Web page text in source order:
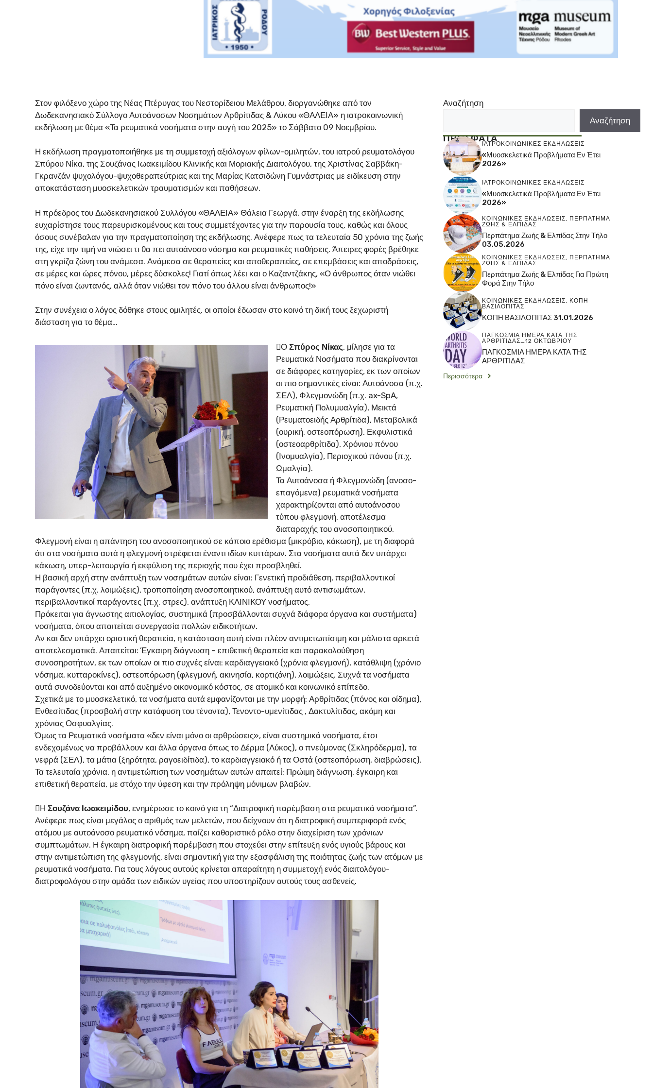
Στον φιλόξενο χώρο της Νέας Πτέρυγας του Νεστορίδειου Μελάθρου, διοργανώθηκε από τον
Δωδεκανησιακό Σύλλογο Αυτοάνοσων Νοσημάτων Αρθρίτιδας & Λύκου «ΘΑΛΕΙΑ» η ιατροκοινωνική
εκδήλωση με θέμα «Τα ρευματικά νοσήματα στην αυγή του 2025» το Σάββατο 09 Νοεμβρίου.
Η εκδήλωση πραγματοποιήθηκε με τη συμμετοχή αξιόλογων φίλων-ομιλητών, του ιατρού ρευματολόγου
Σπύρου Νίκα, της Σουζάνας Ιωακειμίδου Κλινικής και Μοριακής Διαιτολόγου, της Χριστίνας Σαββάκη-
Γκρανζάν ψυχολόγου-ψυχοθεραπεύτριας και της Μαρίας Κατσιδώνη Γυμνάστριας με ειδίκευση στην
αποκατάσταση μυοσκελετικών τραυματισμών και παθήσεων.
Η πρόεδρος του Δωδεκανησιακού Συλλόγου «ΘΑΛΕΙΑ» Θάλεια Γεωργά, στην έναρξη της εκδήλωσης
ευχαρίστησε τους παρευρισκομένους και τους συμμετέχοντες για την παρουσία τους, καθώς και όλους
όσους συνέβαλαν για την πραγματοποίηση της εκδήλωσης. Ανέφερε πως τα τελευταία 50 χρόνια της ζωής
της, είχε την τιμή να νιώσει τι θα πει αυτοάνοσο νόσημα και ρευματικές παθήσεις. Άπειρες φορές βρέθηκε
στη γκρίζα ζώνη του ανάμεσα. Ανάμεσα σε θεραπείες και αποθεραπείες, σε επεμβάσεις και αποδράσεις,
σε μέρες και ώρες πόνου, μέρες δύσκολες! Γιατί όπως λέει και ο Καζαντζάκης, «Ο άνθρωπος όταν νιώθει
πόνο είναι ζωντανός, αλλά όταν νιώθει τον πόνο του άλλου είναι άνθρωπος!»
Στην συνέχεια ο λόγος δόθηκε στους ομιλητές, οι οποίοι έδωσαν στο κοινό τη δική τους ξεχωριστή
διάσταση για το θέμα…
Ο Σπύρος Νίκας, μίλησε για τα
Ρευματικά Νοσήματα που διακρίνονται
σε διάφορες κατηγορίες, εκ των οποίων
οι πιο σημαντικές είναι: Αυτοάνοσα (π.χ.
ΣΕΛ), Φλεγμονώδη (π.χ. ax-SpA,
Ρευματική Πολυμυαλγία), Μεικτά
(Ρευματοειδής Αρθρίτιδα), Μεταβολικά
(ουρική, οστεοπόρωση), Εκφυλιστικά
(οστεοαρθρίτιδα), Χρόνιου πόνου
(Ινομυαλγία), Περιοχικού πόνου (π.χ.
Ωμαλγία).
Τα Αυτοάνοσα ή Φλεγμονώδη (ανοσο-
επαγόμενα) ρευματικά νοσήματα
χαρακτηρίζονται από αυτοάνοσου
τύπου φλεγμονή, αποτέλεσμα
διαταραχής του ανοσοποιητικού.
Φλεγμονή είναι η απάντηση του ανοσοποιητικού σε κάποιο ερέθισμα (μικρόβιο, κάκωση), με τη διαφορά
ότι στα νοσήματα αυτά η φλεγμονή στρέφεται έναντι ιδίων κυττάρων. Στα νοσήματα αυτά δεν υπάρχει
κάκωση, υπερ-λειτουργία ή εκφύλιση της περιοχής που έχει προσβληθεί.
Η βασική αρχή στην ανάπτυξη των νοσημάτων αυτών είναι: Γενετική προδιάθεση, περιβαλλοντικοί
παράγοντες (π.χ. λοιμώξεις), τροποποίηση ανοσοποιητικού, ανάπτυξη αυτό αντισωμάτων,
περιβαλλοντικοί παράγοντες (π.χ. στρες), ανάπτυξη ΚΛΙΝΙΚΟΥ νοσήματος.
Πρόκειται για άγνωστης αιτιολογίας, συστημικά (προσβάλλονται συχνά διάφορα όργανα και συστήματα)
νοσήματα, όπου απαιτείται συνεργασία πολλών ειδικοτήτων.
Αν και δεν υπάρχει οριστική θεραπεία, η κατάσταση αυτή είναι πλέον αντιμετωπίσιμη και μάλιστα αρκετά
αποτελεσματικά. Απαιτείται: Έγκαιρη διάγνωση – επιθετική θεραπεία και παρακολούθηση
συνοσηροτήτων, εκ των οποίων οι πιο συχνές είναι: καρδιαγγειακό (χρόνια φλεγμονή), κατάθλιψη (χρόνιο
νόσημα, κυτταροκίνες), οστεοπόρωση (φλεγμονή, ακινησία, κορτιζόνη), λοιμώξεις. Συχνά τα νοσήματα
αυτά συνοδεύονται και από αυξημένο οικονομικό κόστος, σε ατομικό και κοινωνικό επίπεδο.
Σχετικά με το μυοσκελετικό, τα νοσήματα αυτά εμφανίζονται με την μορφή: Αρθρίτιδας (πόνος και οίδημα),
Ενθεσίτιδας (προσβολή στην κατάφυση του τένοντα), Τενοντο-υμενίτιδας , Δακτυλίτιδας, ακόμη και
χρόνιας Οσφυαλγίας.
Όμως τα Ρευματικά νοσήματα «δεν είναι μόνο οι αρθρώσεις», είναι συστημικά νοσήματα, έτσι
ενδεχομένως να προβάλλουν και άλλα όργανα όπως το Δέρμα (Λύκος), ο πνεύμονας (Σκληρόδερμα), τα
νεφρά (ΣΕΛ), τα μάτια (ξηρότητα, ραγοειδίτιδα), το καρδιαγγειακό ή τα Οστά (οστεοπόρωση, διαβρώσεις).
Τα τελευταία χρόνια, η αντιμετώπιση των νοσημάτων αυτών απαιτεί: Πρώιμη διάγνωση, έγκαιρη και
επιθετική θεραπεία, με στόχο την ύφεση και την πρόληψη μόνιμων βλαβών.
Η Σουζάνα Ιωακειμίδου, ενημέρωσε το κοινό για τη “Διατροφική παρέμβαση στα ρευματικά νοσήματα”.
Ανέφερε πως είναι μεγάλος ο αριθμός των μελετών, που δείχνουν ότι η διατροφική συμπεριφορά ενός
ατόμου με αυτοάνοσο ρευματικό νόσημα, παίζει καθοριστικό ρόλο στην διαχείριση των χρόνιων
συμπτωμάτων. Η έγκαιρη διατροφική παρέμβαση που στοχεύει στην επίτευξη ενός υγιούς βάρους και
στην αντιμετώπιση της φλεγμονής, είναι σημαντική για την εξασφάλιση της ποιότητας ζωής των ατόμων με
ρευματικά νοσήματα. Για τους λόγους αυτούς κρίνεται απαραίτητη η συμμετοχή ενός διαιτολόγου-
διατροφολόγου στην ομάδα των ειδικών υγείας που υποστηρίζουν αυτούς τους ασθενείς.
Αναζήτηση
Αναζήτηση
ΠΡΟΣΦΑΤΑ
ΙΑΤΡΟΚΟΙΝΩΝΙΚΕΣ ΕΚΔΗΛΩΣΕΙΣ
«Μυοσκελετικά Προβλήματα Εν Έτει
2026»
ΙΑΤΡΟΚΟΙΝΩΝΙΚΕΣ ΕΚΔΗΛΩΣΕΙΣ
«Μυοσκελετικά Προβλήματα Εν Έτει
2026»
ΚΟΙΝΩΝΙΚΕΣ ΕΚΔΗΛΩΣΕΙΣ, ΠΕΡΠΑΤΗΜΑ
ΖΩΗΣ & ΕΛΠΙΔΑΣ
Περπάτημα Ζωής & Ελπίδας Στην Τήλο
03.05.2026
ΚΟΙΝΩΝΙΚΕΣ ΕΚΔΗΛΩΣΕΙΣ, ΠΕΡΠΑΤΗΜΑ
ΖΩΗΣ & ΕΛΠΙΔΑΣ
Περπάτημα Ζωής & Ελπίδας Για Πρώτη
Φορά Στην Τήλο
ΚΟΙΝΩΝΙΚΕΣ ΕΚΔΗΛΩΣΕΙΣ, ΚΟΠΗ
ΒΑΣΙΛΟΠΙΤΑΣ
ΚΟΠΗ ΒΑΣΙΛΟΠΙΤΑΣ 31.01.2026
ΠΑΓΚΟΣΜΙΑ ΗΜΕΡΑ ΚΑΤΑ ΤΗΣ
ΑΡΘΡΙΤΙΔΑΣ_12 ΟΚΤΩΒΡΙΟΥ
ΠΑΓΚΟΣΜΙΑ ΗΜΕΡΑ ΚΑΤΑ ΤΗΣ
ΑΡΘΡΙΤΙΔΑΣ
Περισσότερα